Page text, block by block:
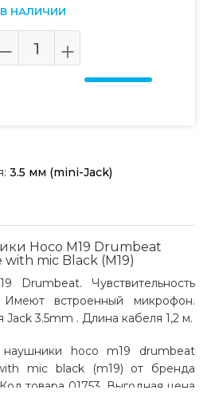
В НАЛИЧИИ
3.5 мм (mini-Jack)
Hoco M19 Drumbeat
mic Black (M19)
Drumbeat. Чувствительность
встроенный микрофон.
3.5mm . Длина кабеля 1,2 м.
наушники hoco m19 drumbeat
mic black (m19) от бренда
товара 01753. Выгодная цена